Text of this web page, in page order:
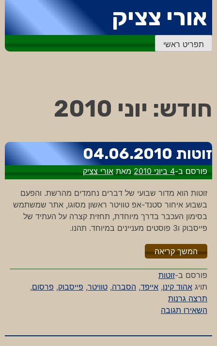
לתוכן
אורי צציק
תפריט ראשי
חודש: יוני 2010
זוטות 04.06.2010
פורסם ב-4 ביוני 2010 מאתאורי צציק
זוטות הוא מדור שבועי של דברים נחמדים מהרשת. והפעם
בשבוע איחור סטנד-אפ טוויטר ראשון מסוגו, אתר שמשתמש
בסימון העכבר בדרך מיוחדת, תחזית קצרה על העתיד של
פייסבוק ו3 פוסטים מעניינים במיוחד. תהנו.
המשך קריאה"%s"
פורסם ב-זוטות
תויג אהוד קינן, אייפד, הסברה, טוויטר, פייסבוק, פרסום,
תרצה גרנות
השאירו תגובה
04.06.2010